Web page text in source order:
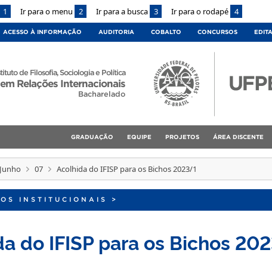
1 Ir para o menu 2 Ir para a busca 3 Ir para o rodapé 4
ACESSO À INFORMAÇÃO AUDITORIA COBALTO CONCURSOS
de Filosofia, Sociologia e Política
Relações Internacionais
Bacharelado
GRADUAÇÃO EQUIPE PROJETOS ÁREA DISCENTE
Junho 07 Acolhida do IFISP para os Bichos 2023/1
INSTITUCIONAIS >
do IFISP para os Bichos